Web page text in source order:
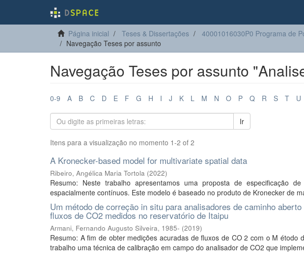
Página inicial Teses & Dissertações 40001016030P0 Programa de
Navegação Teses por assunto
Navegação Teses por assunto
0-9 A B C D E F G H I J K L M N O P Q R S T U
Ir
Itens para a visualização no momento 1-2 of 2
A Kronecker-based model for multivariate spatial data
Ribeiro, Angélica Maria Tortola (2022)
Resumo: Neste trabalho apresentamos uma proposta de especificação
espacialmente contínuos. Este modelo é baseado no produto de Kronecker de
Um método de correção in situ para analisadores de caminho
fluxos de CO2 medidos no reservatório de Itaipu
Armani, Fernando Augusto Silveira, 1985- (2019)
Resumo: A fim de obter medições acuradas de fluxos de CO 2 com o M étodo
trabalho uma técnica de calibração em campo do analisador de CO2 que